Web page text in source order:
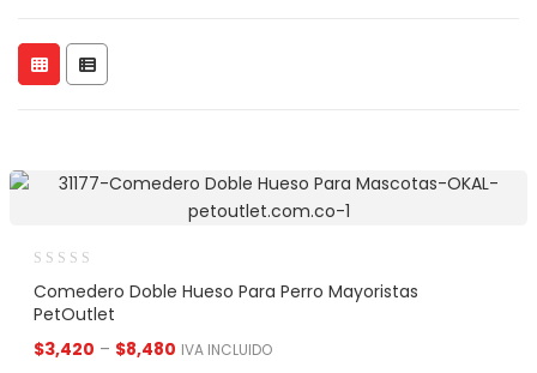
Comedero Doble Hueso Para Perro Mayoristas
PetOutlet
$3,420 – $8,480 IVA INCLUIDO